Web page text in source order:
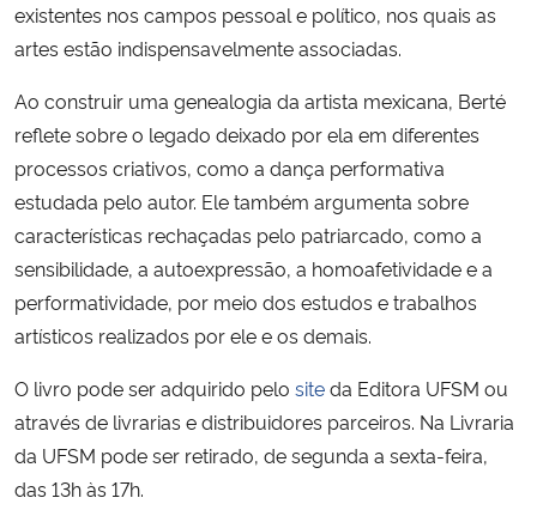
existentes nos campos pessoal e político, nos quais as
artes estão indispensavelmente associadas.
Ao construir uma genealogia da artista mexicana, Berté
reflete sobre o legado deixado por ela em diferentes
processos criativos, como a dança performativa
estudada pelo autor. Ele também argumenta sobre
características rechaçadas pelo patriarcado, como a
sensibilidade, a autoexpressão, a homoafetividade e a
performatividade, por meio dos estudos e trabalhos
artísticos realizados por ele e os demais.
O livro pode ser adquirido pelo siteda Editora UFSM ou
através de livrarias e distribuidores parceiros. Na Livraria
da UFSM pode ser retirado, de segunda a sexta-feira,
das 13h às 17h.